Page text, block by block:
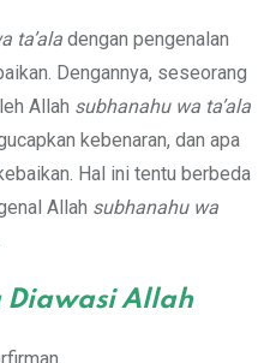
ta’ala dengan pengenalan
Dengannya, seseorang
Allah subhanahu wa ta’ala
kebenaran, dan apa
Hal ini tentu berbeda
Allah subhanahu wa
Diawasi Allah